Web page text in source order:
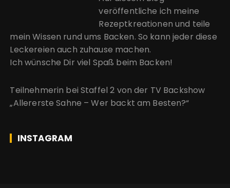
veröffentliche ich meine
Rezeptkreationen und teile
mein Wissen rund ums Backen. So kann jeder diese
Leckereien auch zuhause machen.
Ich wünsche Dir viel Spaß beim Backen!
Teilnehmerin bei Staffel 2 von der TV Backshow
„Allererste Sahne – Wer backt am Besten?“
INSTAGRAM